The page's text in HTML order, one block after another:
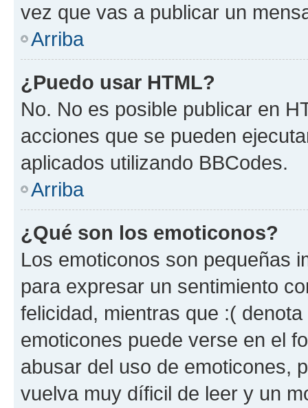
vez que vas a publicar un
Arriba
¿Puedo usar HTML?
No. No es posible publicar en
acciones que se pueden
aplicados utilizando BBCodes.
Arriba
¿Qué son los emoticonos?
Los emoticonos son pequeñas
para expresar un sentimiento
felicidad, mientras que :(
emoticones puede verse en el
abusar del uso de emoticones,
vuelva muy díficil de leer y un